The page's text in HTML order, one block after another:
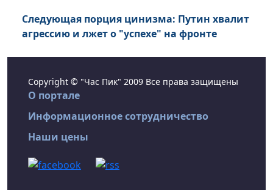
Следующая порция цинизма: Путин хвалит
агрессию и лжет о "успехе" на фронте
Copyright © "Час Пик" 2009 Все права защищены
О портале
Информационное сотрудничество
Наши цены